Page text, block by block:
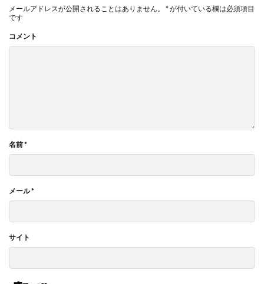
メールアドレスが公開されることはありません。 *が付いている欄は必須項目
です
コメント
名前*
メール*
サイト